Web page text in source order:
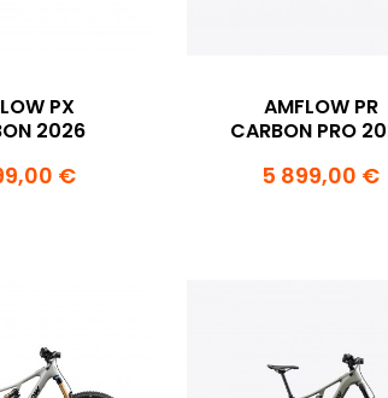
PX
2026
€
AMFLOW PR
CARBON PRO
5 899,00 €